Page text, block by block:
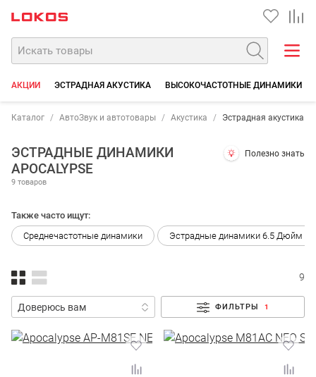
АКЦИИ ЭСТРАДНАЯ АКУСТИКА ВЫСОКОЧАСТОТНЫЕ ДИНАМИКИ
Каталог АвтоЗвук и автотовары Акустика Эстрадная акустика
ЭСТРАДНЫЕ ДИНАМИКИ
APOCALYPSE
9 товаров
Полезно знать
Также часто ищут:
Среднечастотные динамики
Эстрадные динамики 6.5 Дюйм
9
ФИЛЬТРЫ 1